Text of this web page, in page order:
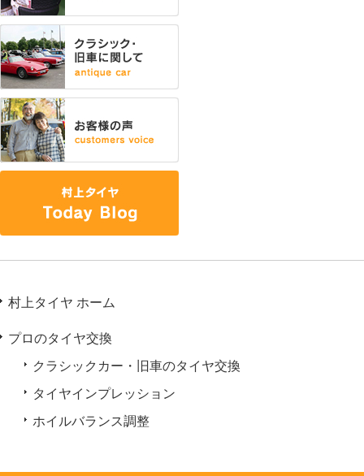
村上タイヤ ホーム
プロのタイヤ交換
クラシックカー・旧車のタイヤ交換
タイヤインプレッション
ホイルバランス調整